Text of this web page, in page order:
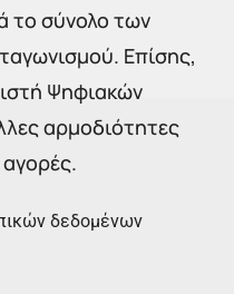
το σύνολο των
Επίσης,
Ψηφιακών
αρμοδιότητες
δεδομένων